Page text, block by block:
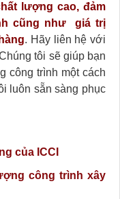
lượng cao, đảm
cũng như giá trị
. Hãy liên hệ với
tôi sẽ giúp bạn
công trình một cách
luôn sẵn sàng phục
của ICCI
công trình xây